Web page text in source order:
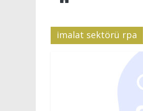
imalat sektörü rpa